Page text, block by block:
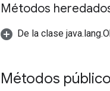
Métodos
De la clase
Métodos